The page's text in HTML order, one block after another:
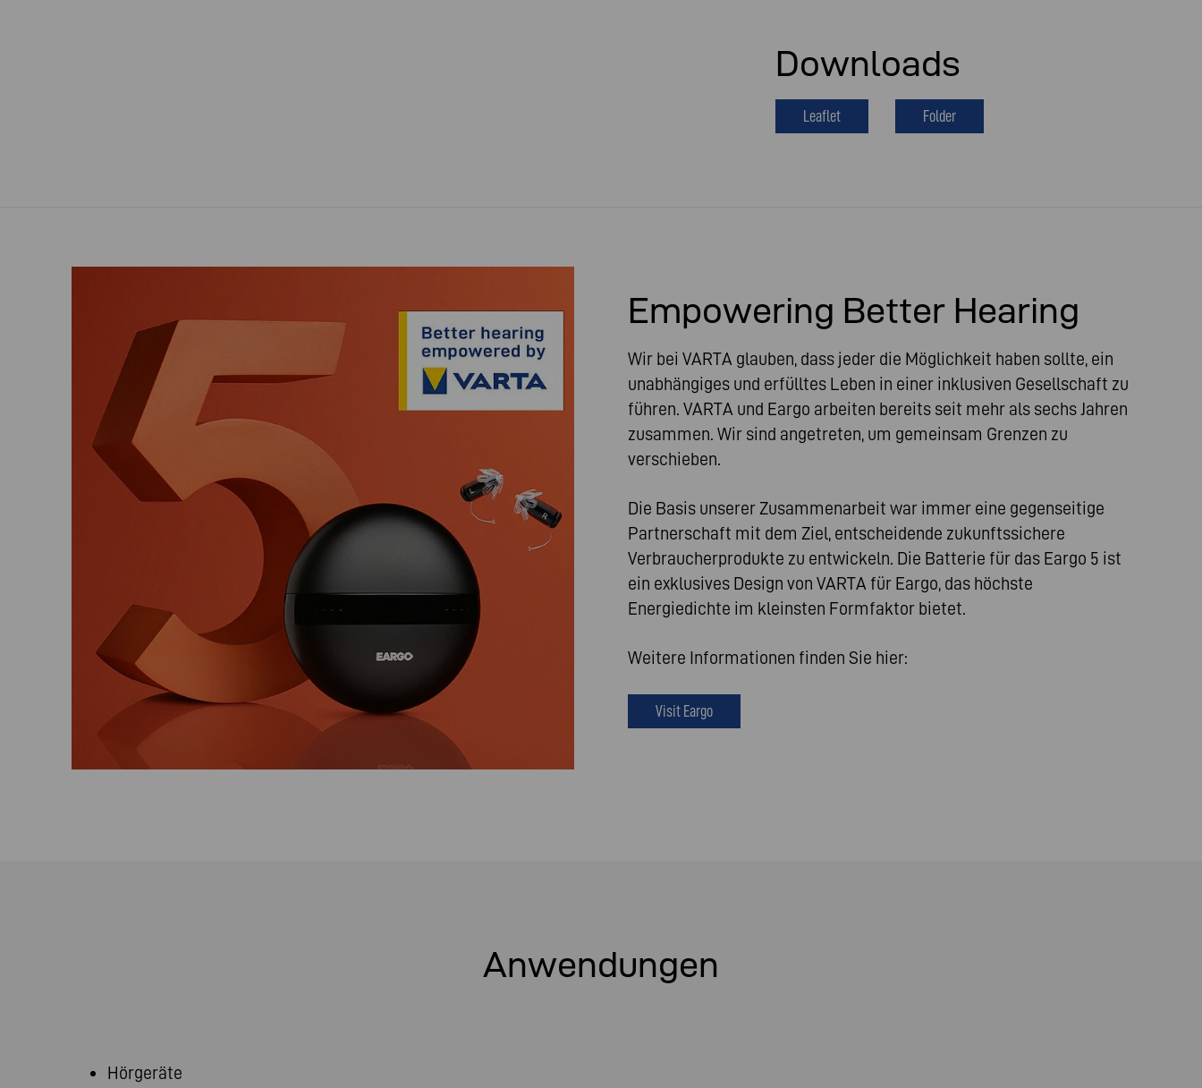
Downloads
Leaflet Folder
Empowering Better Hearing
Wir bei VARTA glauben, dass jeder die Möglichkeit haben sollte, ein
unabhängiges und erfülltes Leben in einer inklusiven Gesellschaft zu
führen. VARTA und Eargo arbeiten bereits seit mehr als sechs Jahren
zusammen. Wir sind angetreten, um gemeinsam Grenzen zu
verschieben.
Die Basis unserer Zusammenarbeit war immer eine gegenseitige
Partnerschaft mit dem Ziel, entscheidende zukunftssichere
Verbraucherprodukte zu entwickeln. Die Batterie für das Eargo 5 ist
ein exklusives Design von VARTA für Eargo, das höchste
Energiedichte im kleinsten Formfaktor bietet.
Weitere Informationen finden Sie hier:
Visit Eargo
Anwendungen
Hörgeräte